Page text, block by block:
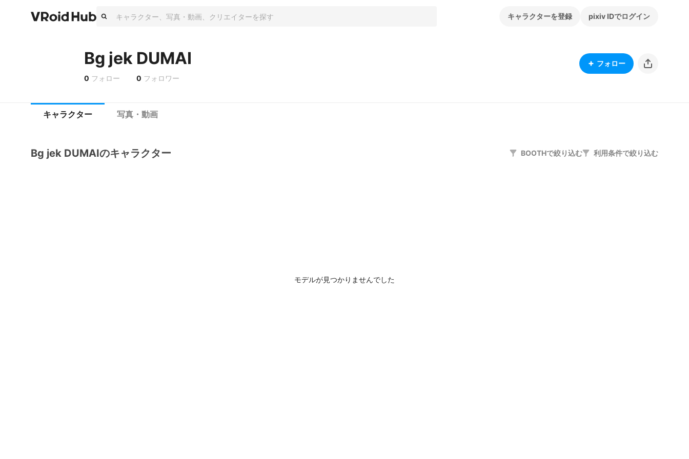
キャラクターを登録 pixiv IDでログイン
Bg jek DUMAI
0 フォロー 0 フォロワー
フォロー
キャラクター 写真・動画
Bg jek DUMAIのキャラクター BOOTHで絞り込む 利用条件で絞り込む
モデルが見つかりませんでした